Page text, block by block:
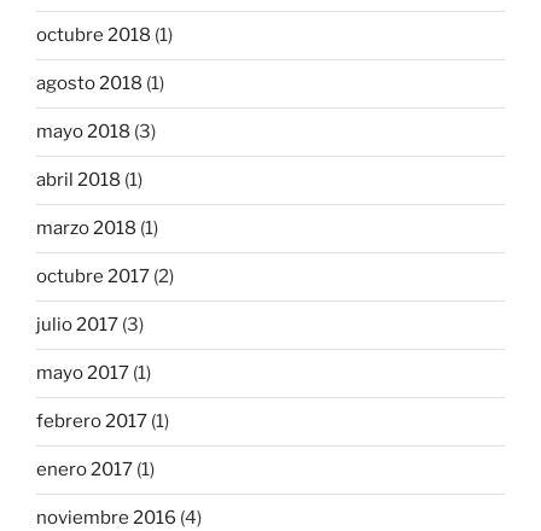
octubre 2018 (1)
agosto 2018 (1)
mayo 2018 (3)
abril 2018 (1)
marzo 2018 (1)
octubre 2017 (2)
julio 2017 (3)
mayo 2017 (1)
febrero 2017 (1)
enero 2017 (1)
noviembre 2016 (4)